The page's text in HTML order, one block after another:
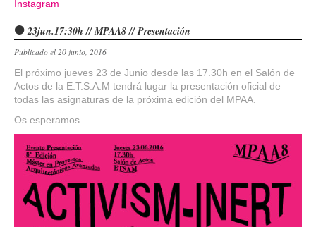
Instagram
23jun.17:30h // MPAA8 // Presentación
Publicado el 20 junio, 2016
El próximo jueves 23 de Junio desde las 17.30h en el Salón de
Actos de la E.T.S.A.M tendrá lugar la presentación oficial de
todas las asignaturas de la próxima edición del MPAA.
Os esperamos